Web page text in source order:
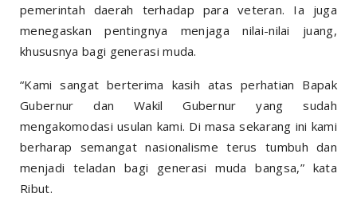
pemerintah daerah terhadap para veteran. Ia juga
menegaskan pentingnya menjaga nilai-nilai juang,
khususnya bagi generasi muda.
“Kami sangat berterima kasih atas perhatian Bapak
Gubernur dan Wakil Gubernur yang sudah
mengakomodasi usulan kami. Di masa sekarang ini kami
berharap semangat nasionalisme terus tumbuh dan
menjadi teladan bagi generasi muda bangsa,” kata
Ribut.